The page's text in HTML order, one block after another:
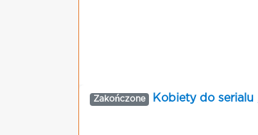
Zakończone Kobiety do serialu